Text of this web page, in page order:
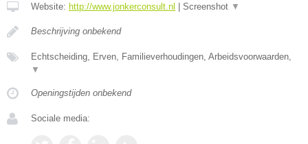
Website: http://www.jonkerconsult.nl Screenshot ▼
Beschrijving onbekend
Echtscheiding, Erven, Familieverhoudingen, Arbeidsvoorwaarden,
▼
Openingstijden onbekend
Sociale media: